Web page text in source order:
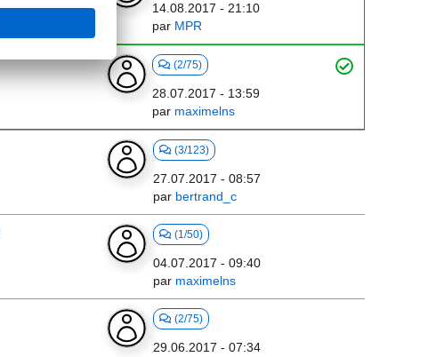
14.08.2017 - 21:10
par MPR
(2/75)
28.07.2017 - 13:59
par maximelns
(3/123)
27.07.2017 - 08:57
par bertrand_c
(1/50)
04.07.2017 - 09:40
par maximelns
(2/75)
29.06.2017 - 07:34